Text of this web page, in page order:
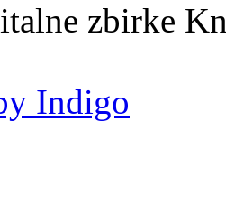
zbirke
Indigo